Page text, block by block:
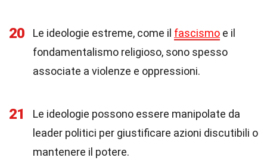
20 Le ideologie estreme, come il fascismo e il
fondamentalismo religioso, sono spesso
associate a violenze e oppressioni.
21
Le ideologie possono essere manipolate da
leader politici per giustificare azioni discutibili o
mantenere il potere.